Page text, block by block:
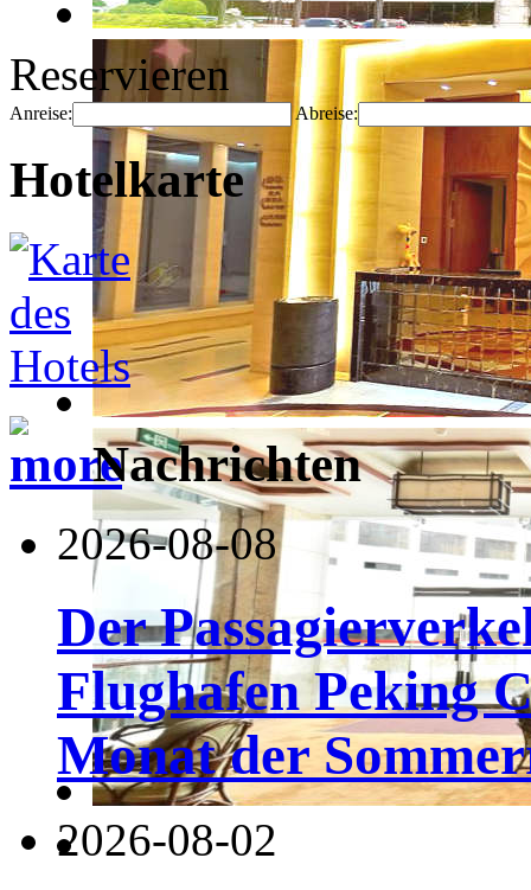
Reservieren
Anreise: Abreise:
Hotelkarte
Nachrichten
2026-08-08
Der
Flughafen Peking
Monat der
2026-08-02